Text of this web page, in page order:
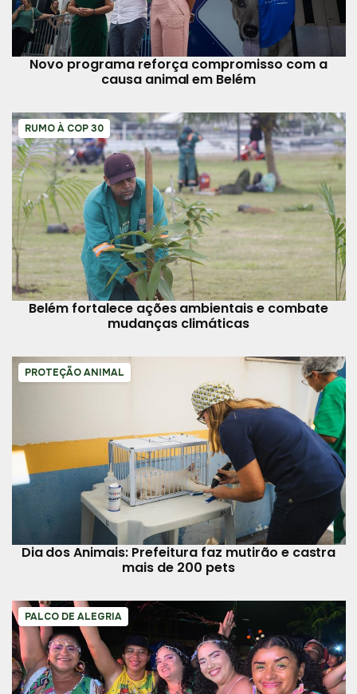
Novo programa reforça compromisso com a
causa animal em Belém
RUMO À COP 30
Belém fortalece ações ambientais e combate
mudanças climáticas
PROTEÇÃO ANIMAL
Dia dos Animais: Prefeitura faz mutirão e castra
mais de 200 pets
PALCO DE ALEGRIA